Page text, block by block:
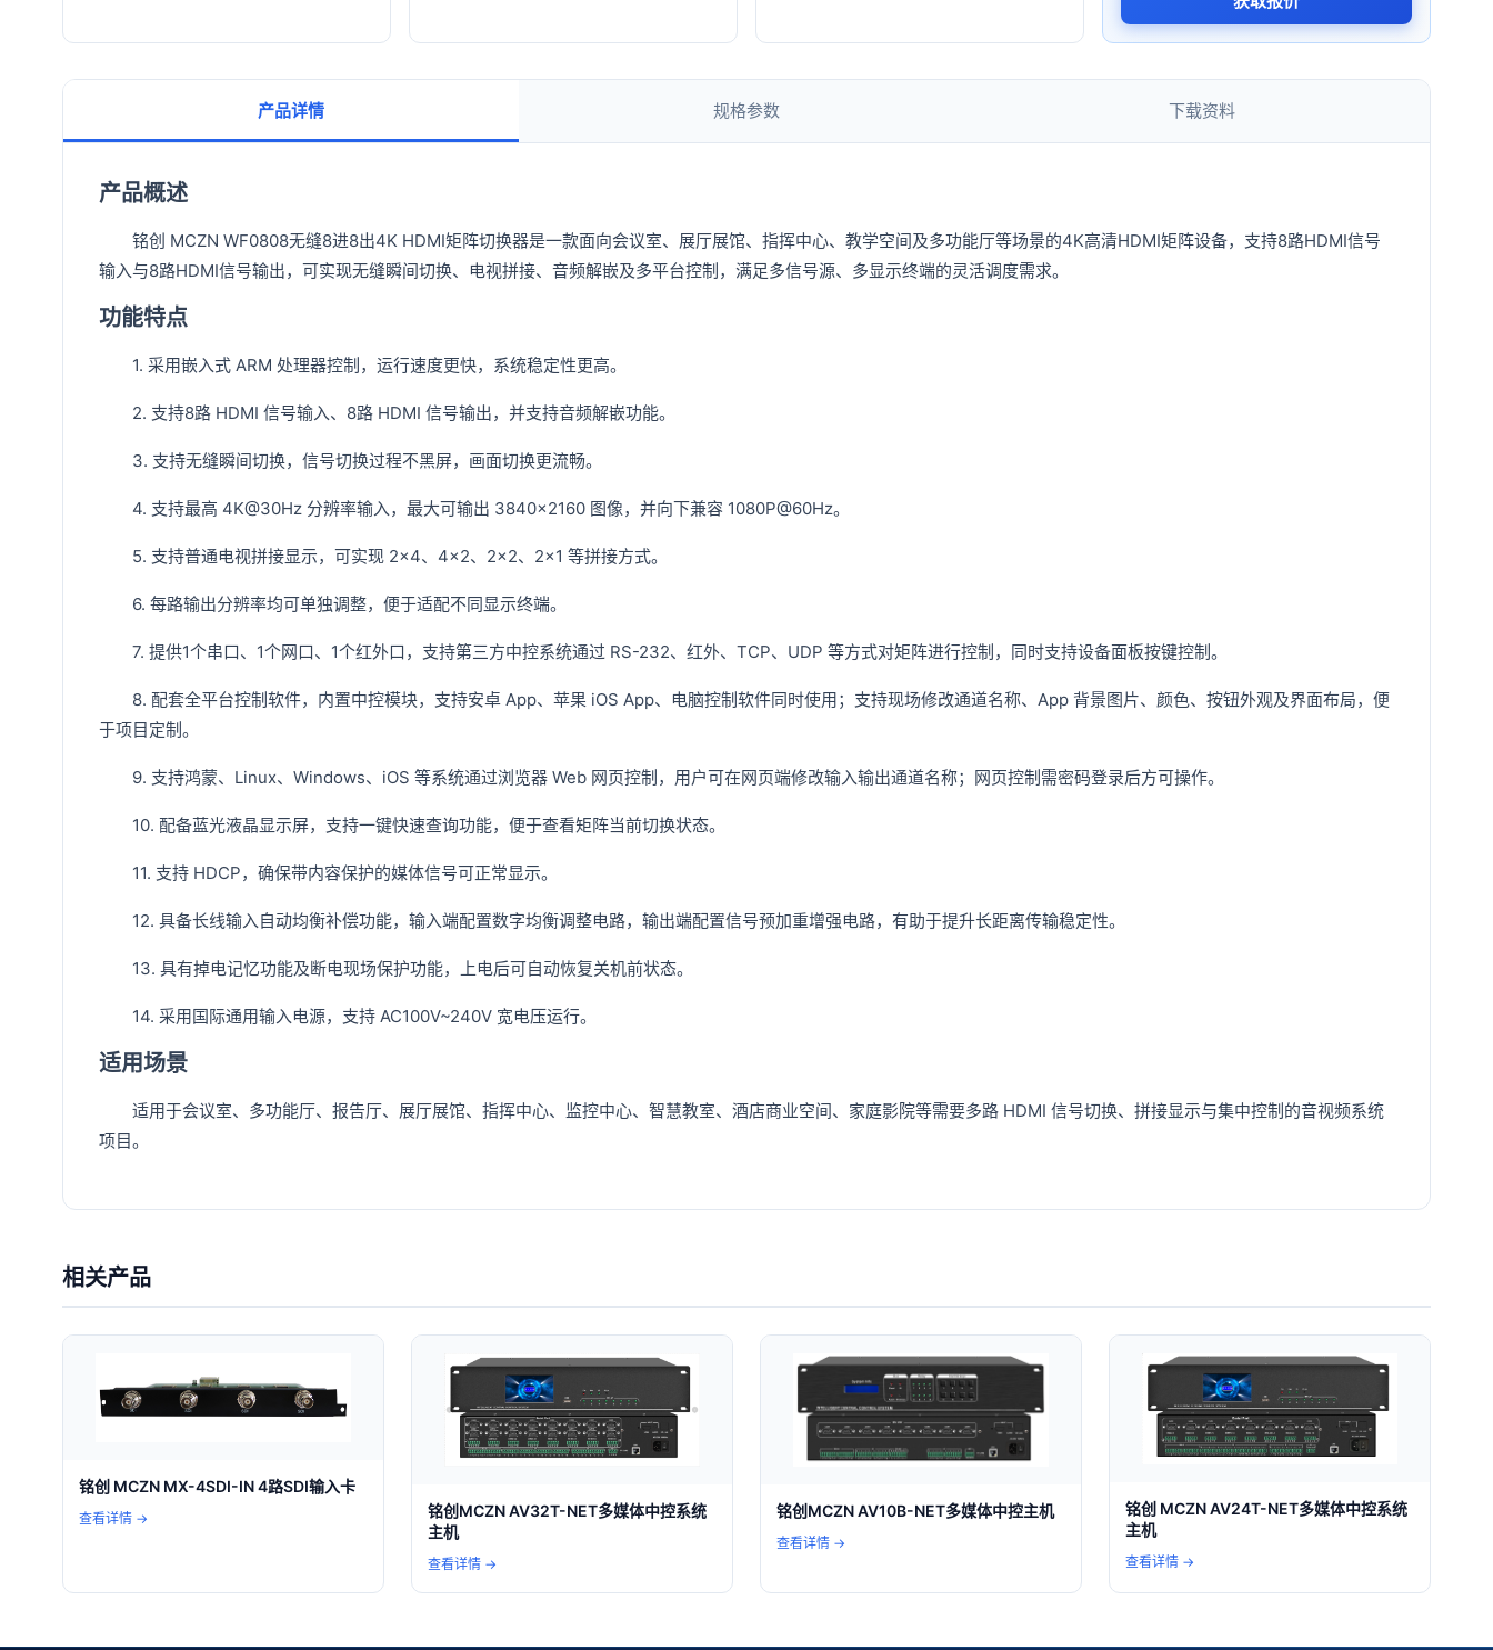
产品详情 规格参数 下载资料
产品概述
铭创 MCZN WF0808无缝8进8出4K HDMI矩阵切换器是一款面向会议室、展厅展馆、指挥中心、教学空间及多功能厅等场景的4K高清HDMI矩阵设备，支持8路HDMI信号
输入与8路HDMI信号输出，可实现无缝瞬间切换、电视拼接、音频解嵌及多平台控制，满足多信号源、多显示终端的灵活调度需求。
功能特点
1. 采用嵌入式 ARM 处理器控制，运行速度更快，系统稳定性更高。
2. 支持8路 HDMI 信号输入、8路 HDMI 信号输出，并支持音频解嵌功能。
3. 支持无缝瞬间切换，信号切换过程不黑屏，画面切换更流畅。
4. 支持最高 4K@30Hz 分辨率输入，最大可输出 3840×2160 图像，并向下兼容 1080P@60Hz。
5. 支持普通电视拼接显示，可实现 2×4、4×2、2×2、2×1 等拼接方式。
6. 每路输出分辨率均可单独调整，便于适配不同显示终端。
7. 提供1个串口、1个网口、1个红外口，支持第三方中控系统通过 RS-232、红外、TCP、UDP 等方式对矩阵进行控制，同时支持设备面板按键控制。
8. 配套全平台控制软件，内置中控模块，支持安卓 App、苹果 iOS App、电脑控制软件同时使用；支持现场修改通道名称、App 背景图片、颜色、按钮外观及界面布局，便
于项目定制。
9. 支持鸿蒙、Linux、Windows、iOS 等系统通过浏览器 Web 网页控制，用户可在网页端修改输入输出通道名称；网页控制需密码登录后方可操作。
10. 配备蓝光液晶显示屏，支持一键快速查询功能，便于查看矩阵当前切换状态。
11. 支持 HDCP，确保带内容保护的媒体信号可正常显示。
12. 具备长线输入自动均衡补偿功能，输入端配置数字均衡调整电路，输出端配置信号预加重增强电路，有助于提升长距离传输稳定性。
13. 具有掉电记忆功能及断电现场保护功能，上电后可自动恢复关机前状态。
14. 采用国际通用输入电源，支持 AC100V~240V 宽电压运行。
适用场景
适用于会议室、多功能厅、报告厅、展厅展馆、指挥中心、监控中心、智慧教室、酒店商业空间、家庭影院等需要多路 HDMI 信号切换、拼接显示与集中控制的音视频系统
项目。
相关产品
铭创 MCZN MX-4SDI-IN 4路SDI输入卡
查看详情 →
铭创MCZN AV32T-NET多媒体中控系统
主机
查看详情 →
铭创MCZN AV10B-NET多媒体中控主机
查看详情 →
铭创 MCZN AV24T-NET多媒体中控系统
主机
查看详情 →